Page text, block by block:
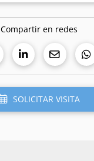
Compartir en redes
SOLICITAR VISITA